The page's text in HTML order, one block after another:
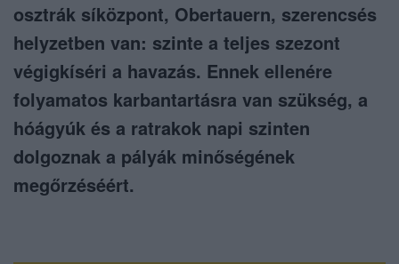
osztrák síközpont, Obertauern, szerencsés
helyzetben van: szinte a teljes szezont
végigkíséri a havazás. Ennek ellenére
folyamatos karbantartásra van szükség, a
hóágyúk és a ratrakok napi szinten
dolgoznak a pályák minőségének
megőrzéséért.